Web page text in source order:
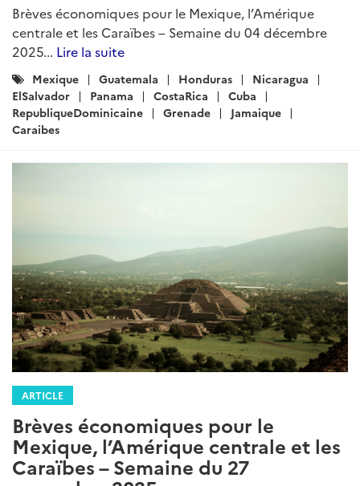
Brèves économiques pour le Mexique, l’Amérique
centrale et les Caraïbes – Semaine du 04 décembre
2025... Lire la suite
Catégories
:
Mexique Guatemala Honduras
Nicaragua
ElSalvador
Panama CostaRica
Cuba
RepubliqueDominicaine
Grenade
Jamaique
Caraibes
ARTICLE
Brèves économiques pour le
Mexique, l’Amérique centrale et les
Caraïbes – Semaine du 27